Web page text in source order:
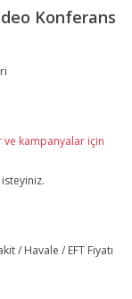
Konferans
ve kampanyalar için
/ Havale / EFT Fiyatı